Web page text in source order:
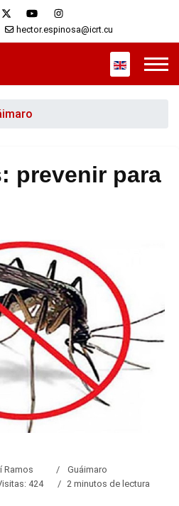
hector.espinosa@icrt.cu
Seleccione
prevenir para
Ramos
Guáimaro
424 2 minutos de lectura